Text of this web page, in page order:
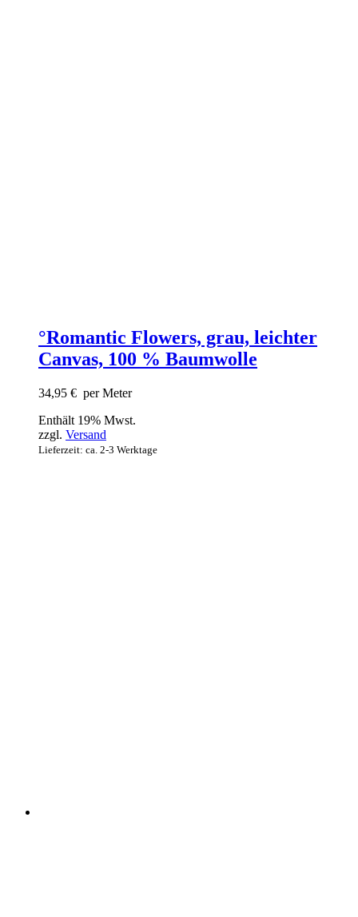
°Romantic Flowers, grau, leichter
Canvas, 100 % Baumwolle
34,95 € per Meter
Enthält 19% Mwst.
zzgl. Versand
Lieferzeit: ca. 2-3 Werktage